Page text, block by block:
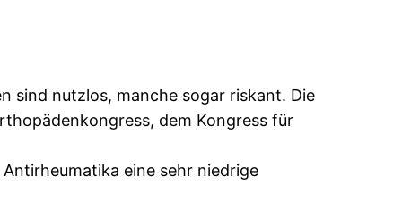
sind nutzlos, manche sogar riskant. Die
dem Kongress für
eine sehr niedrige